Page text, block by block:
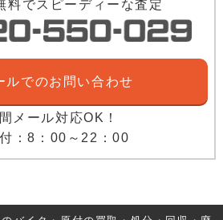
料でスピーディーな査定
ルでのお問い合わせ
メール対応OK！
：8：00～22：00